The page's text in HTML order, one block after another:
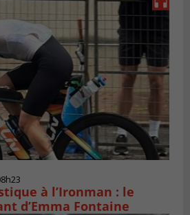
à l’Ironman : le
d’Emma Fontaine